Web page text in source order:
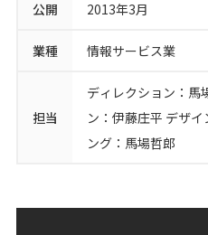
会社案内
シロクロマガジン
公開 2013年3月
業種 情報サービス業
担当
ディレクション：馬
ン：伊藤庄平 デザ
ング：馬場哲郎